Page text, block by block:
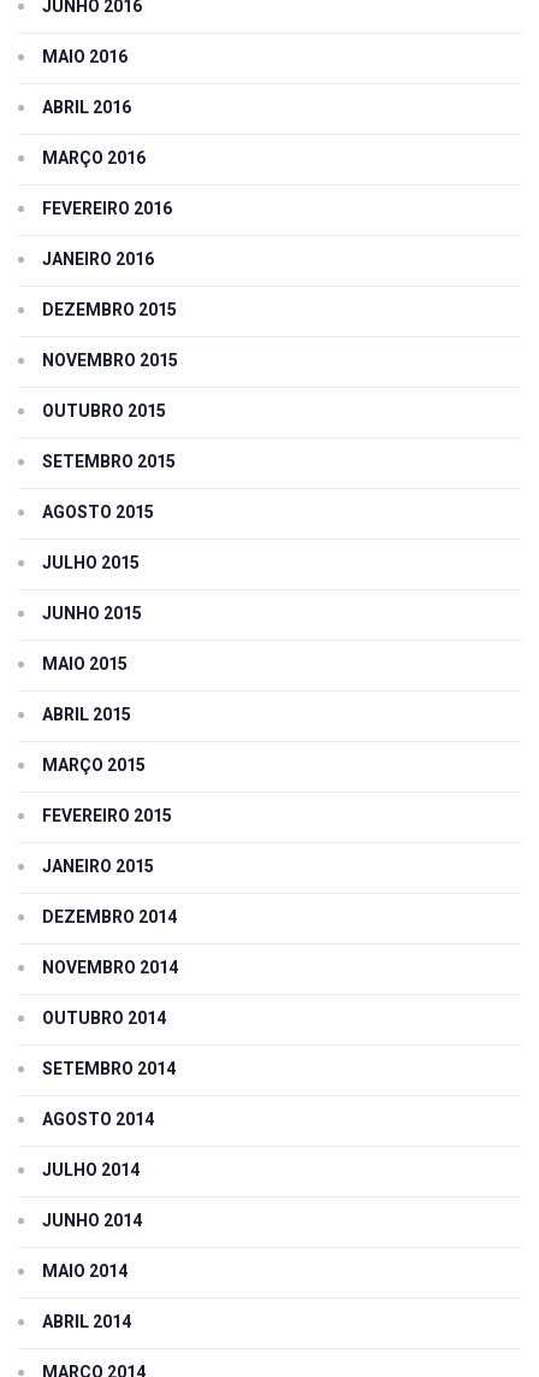
JUNHO 2016
MAIO 2016
ABRIL 2016
MARÇO 2016
FEVEREIRO 2016
JANEIRO 2016
DEZEMBRO 2015
NOVEMBRO 2015
OUTUBRO 2015
SETEMBRO 2015
AGOSTO 2015
JULHO 2015
JUNHO 2015
MAIO 2015
ABRIL 2015
MARÇO 2015
FEVEREIRO 2015
JANEIRO 2015
DEZEMBRO 2014
NOVEMBRO 2014
OUTUBRO 2014
SETEMBRO 2014
AGOSTO 2014
JULHO 2014
JUNHO 2014
MAIO 2014
ABRIL 2014
MARÇO 2014